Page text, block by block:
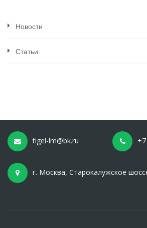
Новости
Статьи
tigel-lm@bk.ru
г. Москва, Старокалужское